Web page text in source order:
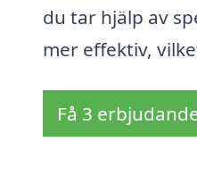
du tar hjälp av
mer effektiv,
Få 3